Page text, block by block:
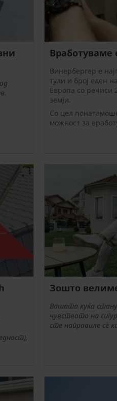
Вработуваме
Винербергер е
тули и број еден
Европа со речиси
земји.
Со цел
можност за
Зошто
Вашата куќа
чувството на
сте направиле сè